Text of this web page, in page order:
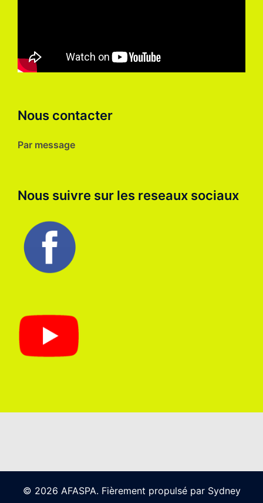
Nous contacter
Par message
Nous suivre sur les reseaux sociaux
© 2026 AFASPA. Fièrement propulsé par Sydney